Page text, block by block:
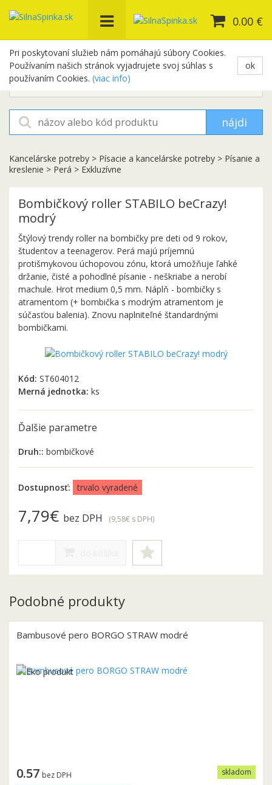
Pri poskytovaní služieb nám pomáhajú súbory Cookies.
Používaním našich stránok vyjadrujete svoj súhlas s
používaním Cookies. (viac info)
ok
0.00 €
+421 948 654 329
objednavky@silnaspinka.sk
nájdi
Kancelárske potreby > Písacie a kancelárske potreby > Písanie a
kreslenie > Perá > Exkluzívne
Bombičkový roller STABILO beCrazy!
modrý
Štýlový trendy roller na bombičky pre deti od 9 rokov,
študentov a teenagerov. Perá majú príjemnú
protišmykovou úchopovou zónu, ktorá umožňuje ľahké
držanie, čisté a pohodlné písanie - neškriabe a nerobí
machule. Hrot medium 0,5 mm. Náplň - bombičky s
atramentom (+ bombička s modrým atramentom je
súčasťou balenia). Znovu naplniteľné štandardnými
bombičkami.
Kód: ST604012
Merná jednotka: ks
Ďalšie parametre
Druh:: bombičkové
Dostupnosť: trvalo vyradené
7,79€ bez DPH (9,58€ s DPH)
Podobné produkty
Bambusové pero BORGO STRAW modré
skladom
0.57 bez DPH